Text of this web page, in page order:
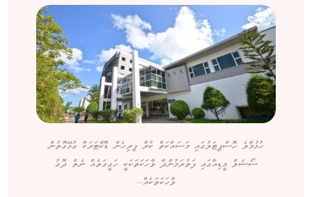
ހުޅުމާލެ ހޮސްޕިޓަލުގައި މަސައްކަތް ކުރާ ފިރިހެން ޑޮކްޓަރަކާ ގުޅޭގޮތުން
ސޯޝަލް މީޑިއާގައި ފަތުރަމުންދާ ވާހަކަތަކަކީ ހަގީގަތެއް ނެތް ދޮގު
ވާހަކަތަކެއް...